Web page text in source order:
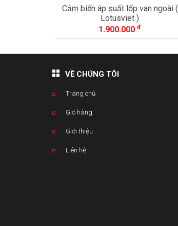
Màn hình ô tô DVD Android Oled
C2
5.500.000 đ
VỀ CHÚNG TÔI
Trang chủ
Giỏ hàng
Giới thiệu
Liên hệ